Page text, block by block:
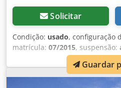
Solicitar
Condição: usado, configuração
matrícula: 07/2015, suspensão:
, distância entre
fabrico:2015, Material
pneus: 425/65r22.5
Guardar